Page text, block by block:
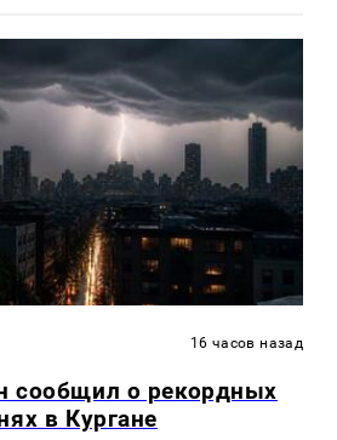
16 часов назад
сообщил о рекордных
в Кургане